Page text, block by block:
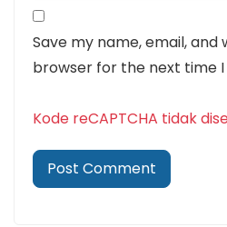
Save my name, email, and
browser for the next time
Kode reCAPTCHA tidak